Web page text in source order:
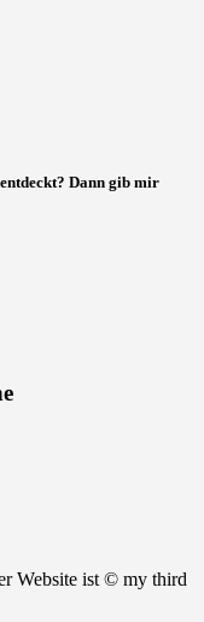
Dann gib mir
Website ist © my third